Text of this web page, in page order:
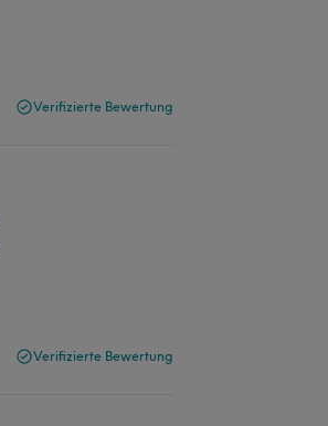
Verifizierte Bewertung
Verifizierte Bewertung